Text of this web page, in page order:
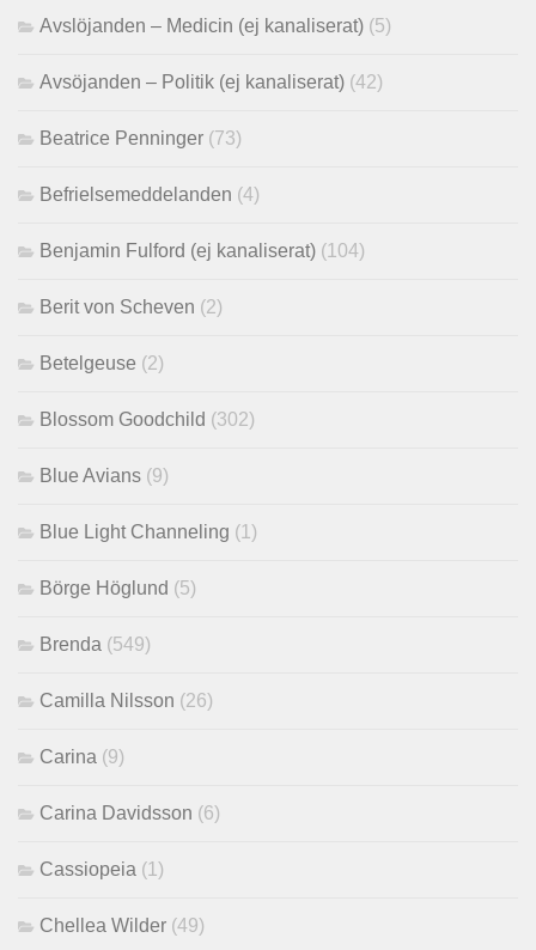
Avslöjanden – Medicin (ej kanaliserat) (5)
Avsöjanden – Politik (ej kanaliserat) (42)
Beatrice Penninger (73)
Befrielsemeddelanden (4)
Benjamin Fulford (ej kanaliserat) (104)
Berit von Scheven (2)
Betelgeuse (2)
Blossom Goodchild (302)
Blue Avians (9)
Blue Light Channeling (1)
Börge Höglund (5)
Brenda (549)
Camilla Nilsson (26)
Carina (9)
Carina Davidsson (6)
Cassiopeia (1)
Chellea Wilder (49)